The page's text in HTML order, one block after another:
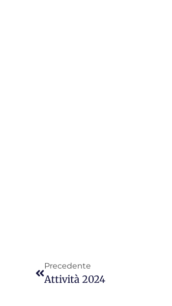
Precedente
Attività 2024